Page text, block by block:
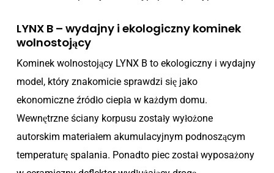
LYNX B – wydajny i ekologiczny kominek
wolnostojący
Kominek wolnostojący LYNX B to ekologiczny i wydajny
model, który znakomicie sprawdzi się jako
ekonomiczne źródło ciepła w każdym domu.
Wewnętrzne ściany korpusu zostały wyłożone
autorskim materiałem akumulacyjnym podnoszącym
temperaturę spalania. Ponadto piec został wyposażony